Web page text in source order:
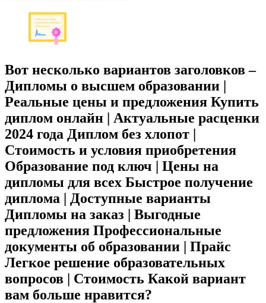
Вот несколько вариантов заголовков –
Дипломы о высшем образовании |
Реальные цены и предложения Купить
диплом онлайн | Актуальные расценки
2024 года Диплом без хлопот |
Стоимость и условия приобретения
Образование под ключ | Цены на
дипломы для всех Быстрое получение
диплома | Доступные варианты
Дипломы на заказ | Выгодные
предложения Профессиональные
документы об образовании | Прайс
Легкое решение образовательных
вопросов | Стоимость Какой вариант
вам больше нравится?